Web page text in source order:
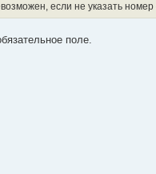
если не указать
поле.